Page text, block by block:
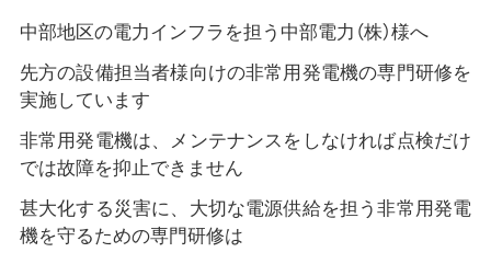
中部地区の電力インフラを担う中部電力（株）様へ
先方の設備担当者様向けの非常用発電機の専門研修を
実施しています
非常用発電機は、メンテナンスをしなければ点検だけ
では故障を抑止できません
甚大化する災害に、大切な電源供給を担う非常用発電
機を守るための専門研修は